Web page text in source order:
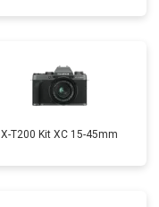
X-T200 Kit XC 15-45mm